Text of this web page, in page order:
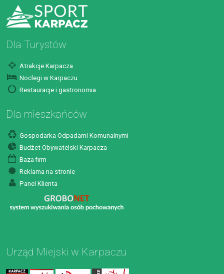
Dla Turystów
Atrakcje Karpacza
Noclegi w Karpaczu
Restauracje i gastronomia
Dla mieszkańców
Gospodarka Odpadami Komunalnymi
Budżet Obywatelski Karpacza
Baza firm
Reklama na stronie
Panel Klienta
Urząd Miejski w Karpaczu